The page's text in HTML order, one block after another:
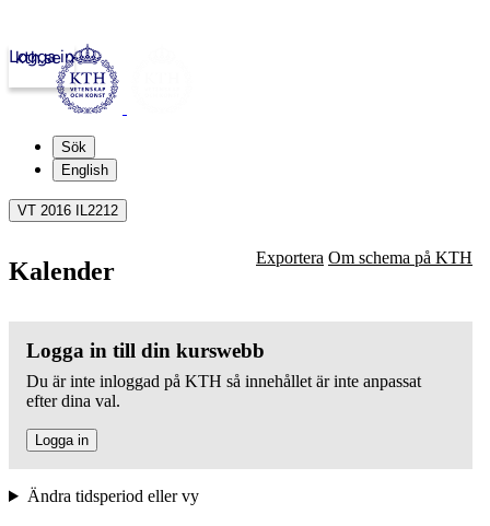
kth.se
Logga in
Sök
English
VT 2016 IL2212
Kalender Exportera Om schema på KTH
Logga in till din kurswebb
Du är inte inloggad på KTH så innehållet är inte anpassat
efter dina val.
Logga in
Ändra tidsperiod eller vy